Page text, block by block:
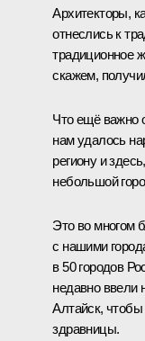
Архитекторы,
отнеслись к
традиционное
скажем,
Что ещё важно
нам удалось
региону и
небольшой
Это во многом
с нашими
в 50 городов
недавно ввели
Алтайск,
здравницы.